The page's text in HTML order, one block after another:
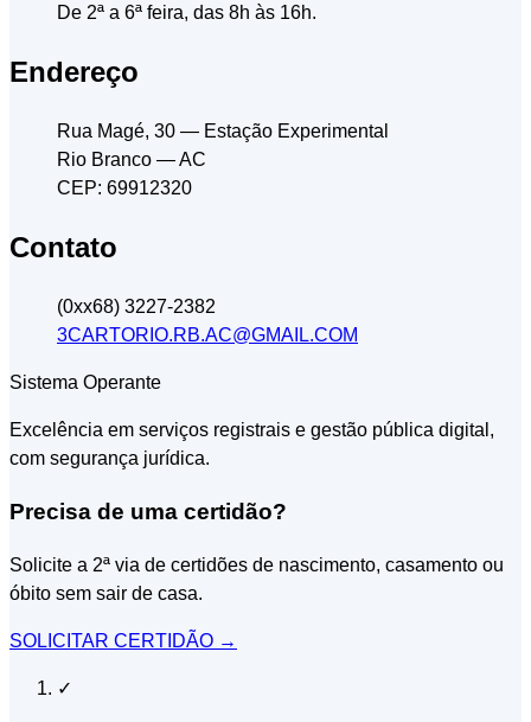
De 2ª a 6ª feira, das 8h às 16h.
Endereço
Rua Magé, 30 — Estação Experimental
Rio Branco — AC
CEP: 69912320
Contato
(0xx68) 3227-2382
3CARTORIO.RB.AC@GMAIL.COM
Sistema Operante
Excelência em serviços registrais e gestão pública digital,
com segurança jurídica.
Precisa de uma certidão?
Solicite a 2ª via de certidões de nascimento, casamento ou
óbito sem sair de casa.
SOLICITAR CERTIDÃO →
✓